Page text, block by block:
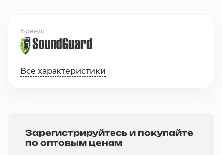
Бренд
Все характеристики
Зарегистрируйтесь и покупайте
по оптовым ценам